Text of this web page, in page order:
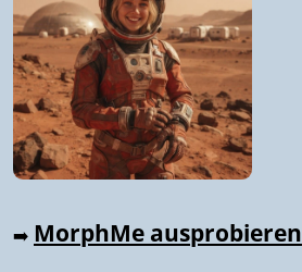
➡️ MorphMe ausprobieren